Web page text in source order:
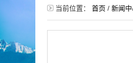
当前位置： 首页 / 新闻